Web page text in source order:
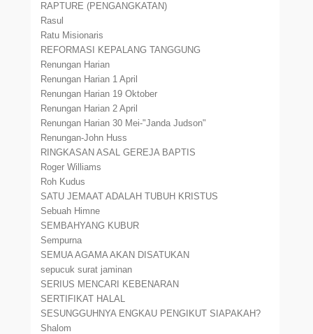
RAPTURE (PENGANGKATAN)
Rasul
Ratu Misionaris
REFORMASI KEPALANG TANGGUNG
Renungan Harian
Renungan Harian 1 April
Renungan Harian 19 Oktober
Renungan Harian 2 April
Renungan Harian 30 Mei-"Janda Judson"
Renungan-John Huss
RINGKASAN ASAL GEREJA BAPTIS
Roger Williams
Roh Kudus
SATU JEMAAT ADALAH TUBUH KRISTUS
Sebuah Himne
SEMBAHYANG KUBUR
Sempurna
SEMUA AGAMA AKAN DISATUKAN
sepucuk surat jaminan
SERIUS MENCARI KEBENARAN
SERTIFIKAT HALAL
SESUNGGUHNYA ENGKAU PENGIKUT SIAPAKAH?
Shalom